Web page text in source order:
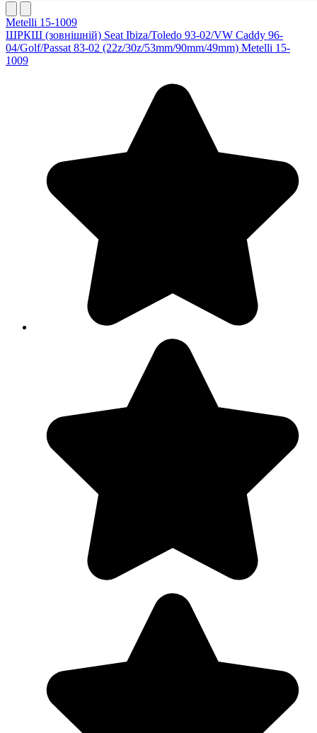
Metelli 15-1009
ШРКШ (зовнішній) Seat Ibiza/Toledo 93-02/VW Caddy 96-
04/Golf/Passat 83-02 (22z/30z/53mm/90mm/49mm) Metelli 15-
1009